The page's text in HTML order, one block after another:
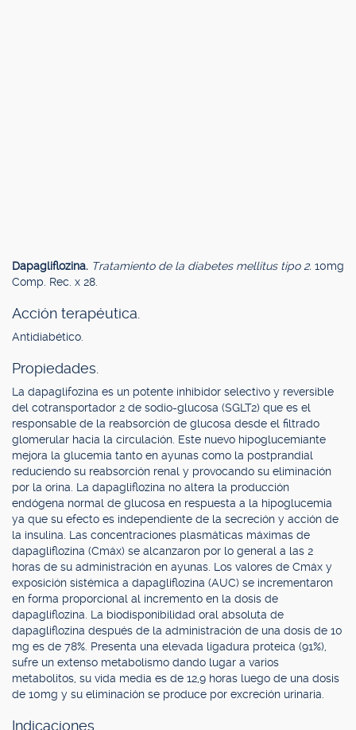
Dapagliflozina. Tratamiento de la diabetes mellitus tipo 2. 10mg
Comp. Rec. x 28.
Acción terapéutica.
Antidiabético.
Propiedades.
La dapaglifozina es un potente inhibidor selectivo y reversible
del cotransportador 2 de sodio-glucosa (SGLT2) que es el
responsable de la reabsorción de glucosa desde el filtrado
glomerular hacia la circulación. Este nuevo hipoglucemiante
mejora la glucemia tanto en ayunas como la postprandial
reduciendo su reabsorción renal y provocando su eliminación
por la orina. La dapagliflozina no altera la producción
endógena normal de glucosa en respuesta a la hipoglucemia
ya que su efecto es independiente de la secreción y acción de
la insulina. Las concentraciones plasmáticas máximas de
dapagliflozina (Cmáx) se alcanzaron por lo general a las 2
horas de su administración en ayunas. Los valores de Cmáx y
exposición sistémica a dapagliflozina (AUC) se incrementaron
en forma proporcional al incremento en la dosis de
dapagliflozina. La biodisponibilidad oral absoluta de
dapagliflozina después de la administración de una dosis de 10
mg es de 78%. Presenta una elevada ligadura proteica (91%),
sufre un extenso metabolismo dando lugar a varios
metabolitos, su vida media es de 12,9 horas luego de una dosis
de 10mg y su eliminación se produce por excreción urinaria.
Indicaciones.